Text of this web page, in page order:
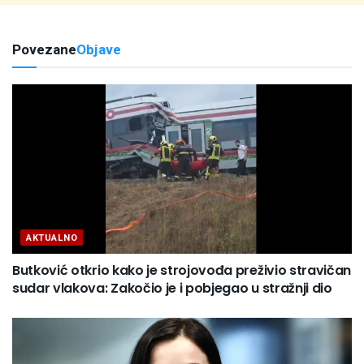
PovezaneObjave
AKTUALNO
Butković otkrio kako je strojovođa preživio stravičan
sudar vlakova: Zakočio je i pobjegao u stražnji dio